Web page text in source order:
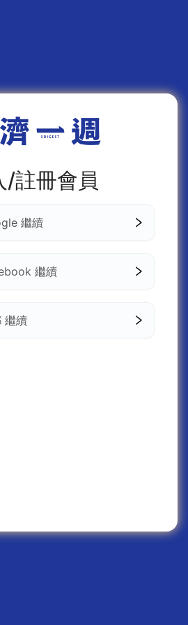
/註冊會員
繼續
繼續
繼續